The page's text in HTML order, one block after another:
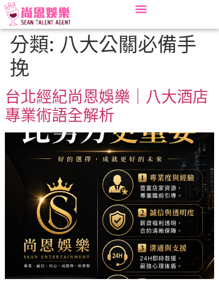
分類: 八大公關必備手
挽
台北經紀尚恩娛樂｜八大酒店
專業術語全解析